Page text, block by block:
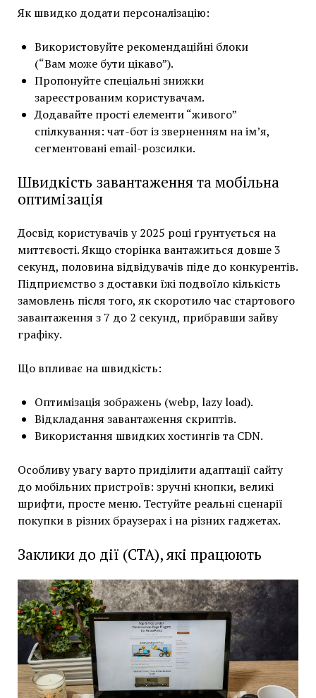
Як швидко додати персоналізацію:
Використовуйте рекомендаційні блоки
(“Вам може бути цікаво”).
Пропонуйте спеціальні знижки
зареєстрованим користувачам.
Додавайте прості елементи “живого”
спілкування: чат-бот із зверненням на ім’я,
сегментовані email-розсилки.
Швидкість завантаження та мобільна
оптимізація
Досвід користувачів у 2025 році ґрунтується на
миттєвості. Якщо сторінка вантажиться довше 3
секунд, половина відвідувачів піде до конкурентів.
Підприємство з доставки їжі подвоїло кількість
замовлень після того, як скоротило час стартового
завантаження з 7 до 2 секунд, прибравши зайву
графіку.
Що впливає на швидкість:
Оптимізація зображень (webp, lazy load).
Відкладання завантаження скриптів.
Використання швидких хостингів та CDN.
Особливу увагу варто приділити адаптації сайту
до мобільних пристроїв: зручні кнопки, великі
шрифти, просте меню. Тестуйте реальні сценарії
покупки в різних браузерах і на різних гаджетах.
Заклики до дії (CTA), які працюють